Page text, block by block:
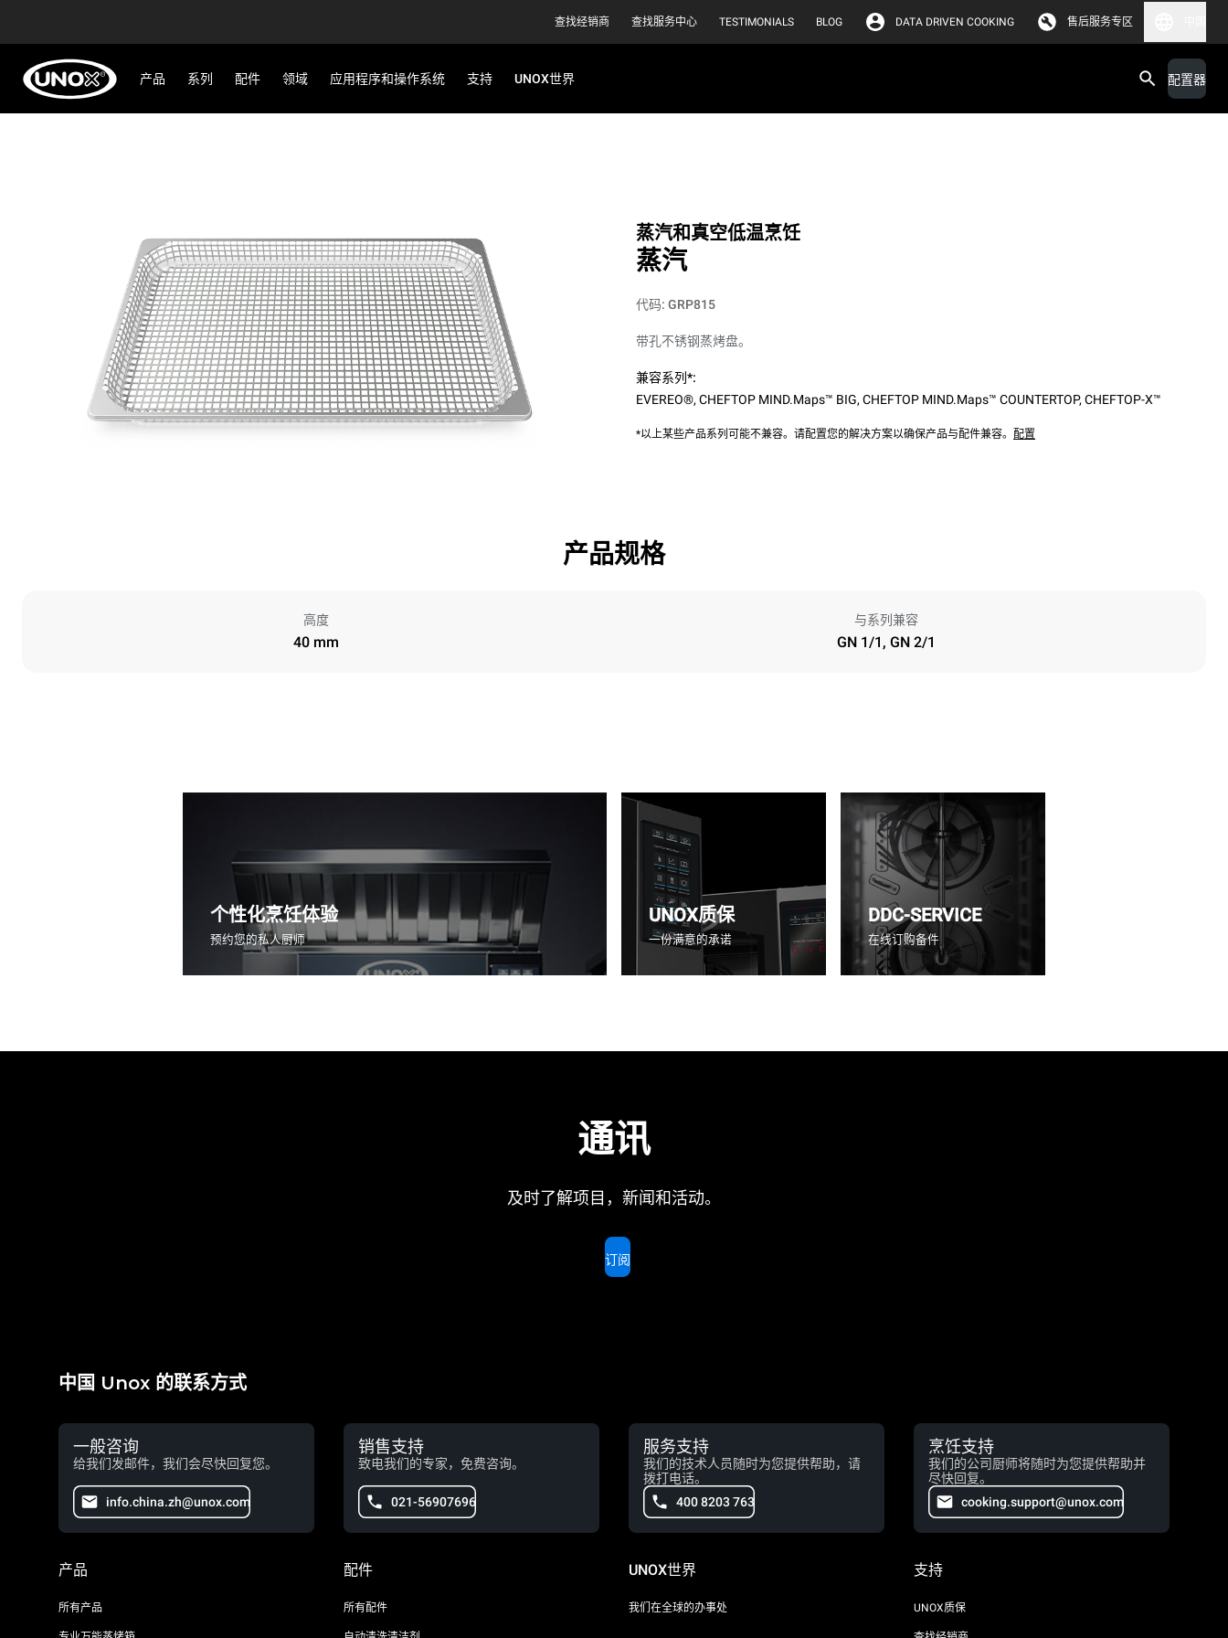
查找经销商 查找服务中心 TESTIMONIALS BLOG DATA DRIVEN COOKING 售后服务专区
产品 系列 配件 领域 应用程序和操作系统 支持 UNOX世界 配置器
蒸汽和真空低温烹饪
蒸汽
代码: GRP815
带孔不锈钢蒸烤盘。
兼容系列*:
EVEREO®, CHEFTOP MIND.Maps™ BIG, CHEFTOP MIND.Maps™ COUNTERTOP, CHEFTOP-X™
*以上某些产品系列可能不兼容。请配置您的解决方案以确保产品与配件兼容。 配置
产品规格
高度
40 mm
与系列兼容
GN 1/1, GN 2/1
个性化烹饪体验
预约您的私人厨师
UNOX质保
一份满意的承诺
DDC-SERVICE
在线订购备件
通讯
及时了解项目，新闻和活动。
订阅
中国 Unox 的联系方式
一般咨询
给我们发邮件，我们会尽快回复您。
info.china.zh@unox.com
销售支持
致电我们的专家，免费咨询。
021-56907696
服务支持
我们的技术人员随时为您提供帮助，请
拨打电话。
400 8203 763
烹饪支持
我们的公司厨师将随时为您提供帮助并
尽快回复。
cooking.support@unox.com
产品
所有产品
配件
所有配件
UNOX世界
我们在全球的办事处
支持
UNOX质保